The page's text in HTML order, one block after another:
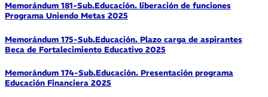
Memorándum 181-Sub.Educación. liberación de funciones
Programa Uniendo Metas 2025
Memorándum 175-Sub.Educación. Plazo carga de aspirantes
Beca de Fortalecimiento Educativo 2025
Memorándum 174-Sub.Educación. Presentación programa
Educación Financiera 2025